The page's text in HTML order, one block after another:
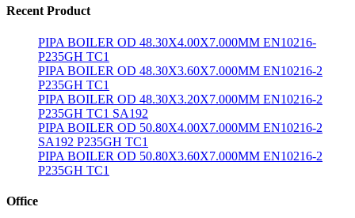
Recent Product
PIPA BOILER OD 48.30X4.00X7.000MM EN10216-
P235GH TC1
PIPA BOILER OD 48.30X3.60X7.000MM EN10216-2
P235GH TC1
PIPA BOILER OD 48.30X3.20X7.000MM EN10216-2
P235GH TC1 SA192
PIPA BOILER OD 50.80X4.00X7.000MM EN10216-2
SA192 P235GH TC1
PIPA BOILER OD 50.80X3.60X7.000MM EN10216-2
P235GH TC1
Office